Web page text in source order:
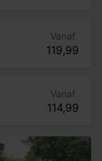
Vanaf
119,99
Vanaf
114,99